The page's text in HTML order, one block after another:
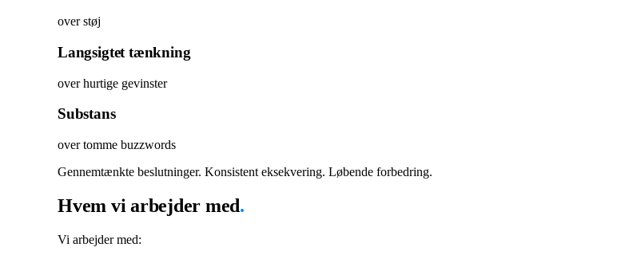
over støj
Langsigtet tænkning
over hurtige gevinster
Substans
over tomme buzzwords
Gennemtænkte beslutninger. Konsistent eksekvering. Løbende forbedring.
Hvem vi arbejder med.
Vi arbejder med: